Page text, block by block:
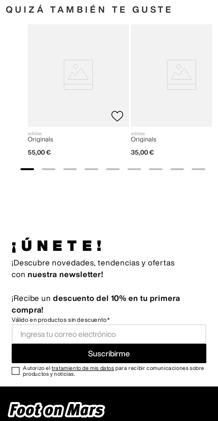
QUIZÁ TAMBIÉN TE GUSTE
adidas
Originals
55,00 €
adidas
Originals
35,00 €
¡ÚNETE!
¡Descubre novedades, tendencias y ofertas
con nuestra newsletter!
¡Recibe un descuento del 10% en tu primera
compra!
Válido en productos sin descuento*
Suscribirme
Autorizo eltratamiento de mis datos para recibir comunicaciones sobre
productos y noticias.